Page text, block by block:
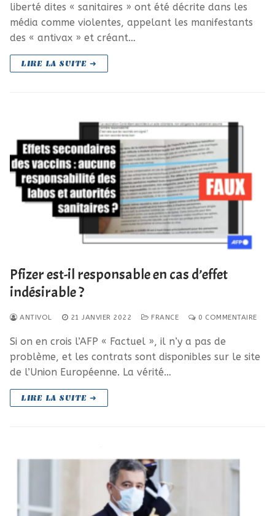
liberté dites « sanitaires » ont été décrite dans les
média comme violentes, appelant les manifestants
des « antivax » et créant…
LIRE LA SUITE ➜
Pfizer est-il responsable en cas d’effet
indésirable ?
ANTIVOL 21 JANVIER 2022 FRANCE 0 COMMENTAIRE
Si on en crois l’AFP « Factuel », il n’y a pas de
problème, et les contrats sont disponibles sur le site
de l’Union Européenne. La vérité…
LIRE LA SUITE ➜